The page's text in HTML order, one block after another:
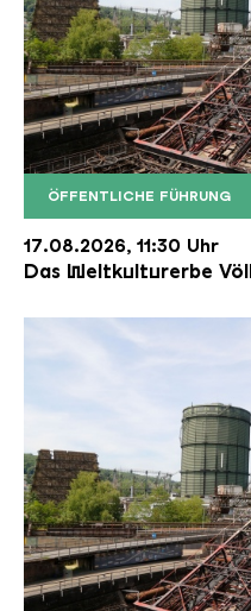
ÖFFENTLICHE FÜHRUNG
Der Erzschrägaufzug
Copyright:
17.08.2026, 11:30 Uhr
Das Weltkulturerbe